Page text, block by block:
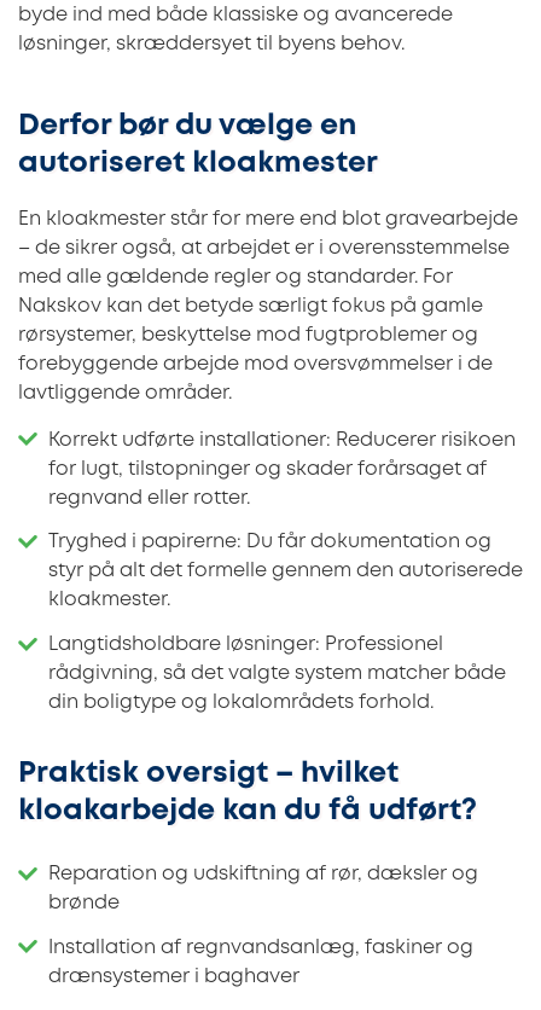
byde ind med både klassiske og avancerede
løsninger, skræddersyet til byens behov.
Derfor bør du vælge en
autoriseret kloakmester
En kloakmester står for mere end blot gravearbejde
– de sikrer også, at arbejdet er i overensstemmelse
med alle gældende regler og standarder. For
Nakskov kan det betyde særligt fokus på gamle
rørsystemer, beskyttelse mod fugtproblemer og
forebyggende arbejde mod oversvømmelser i de
lavtliggende områder.
Korrekt udførte installationer: Reducerer risikoen
for lugt, tilstopninger og skader forårsaget af
regnvand eller rotter.
Tryghed i papirerne: Du får dokumentation og
styr på alt det formelle gennem den autoriserede
kloakmester.
Langtidsholdbare løsninger: Professionel
rådgivning, så det valgte system matcher både
din boligtype og lokalområdets forhold.
Praktisk oversigt – hvilket
kloakarbejde kan du få udført?
Reparation og udskiftning af rør, dæksler og
brønde
Installation af regnvandsanlæg, faskiner og
drænsystemer i baghaver